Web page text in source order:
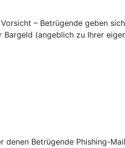
– Betrügende geben
(angeblich zu Ihrer
denen Betrügende Phishing-